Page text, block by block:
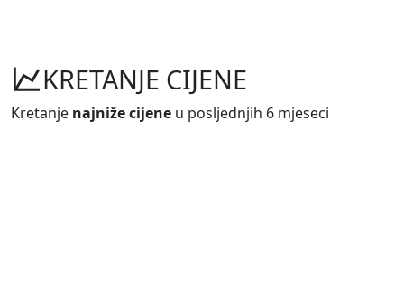
KRETANJE CIJENE
Kretanje najniže cijene u posljednjih 6 mjeseci